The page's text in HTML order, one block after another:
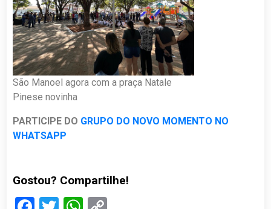
São Manoel agora com a praça Natale
Pinese novinha
PARTICIPE DO GRUPO DO NOVO MOMENTO NO
WHATSAPP
Gostou? Compartilhe!